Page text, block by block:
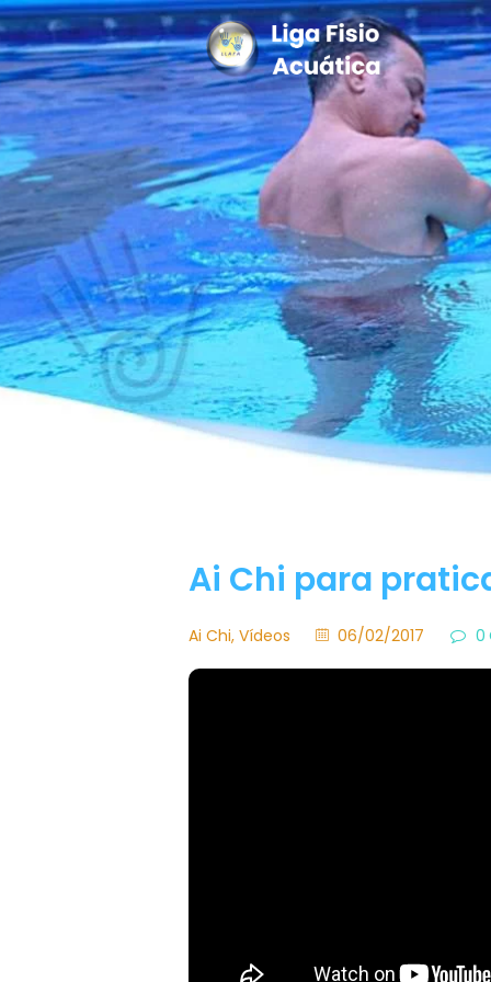
Ai Chi para
Ai Chi, Vídeos 06/02/2017 0